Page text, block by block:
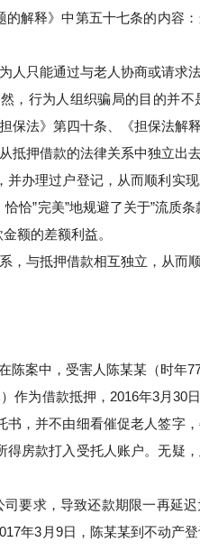
解释》中第五十七条的内容
只能通过与老人协商或请求
行为人组织骗局的目的并
保法》第四十条、《担保法
抵押借款的法律关系中独立出
办理过户登记，从而顺利实
”完美”地规避了关于”流质
额的差额利益。
与抵押借款相互独立，从而
案中，受害人陈某某（时年
作为借款抵押，2016年3月30
，并不由细看催促老人签字
房款打入受托人账户。无疑
要求，导致还款期限一再延
年3月9日，陈某某到不动产